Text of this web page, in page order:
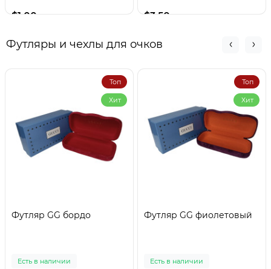
$1.00 $3.50
Футляры и чехлы для очков
Топ
Хит
Футляр GG бордо
Есть в наличии
Топ
Хит
Футляр GG фиолетовый
Есть в наличии